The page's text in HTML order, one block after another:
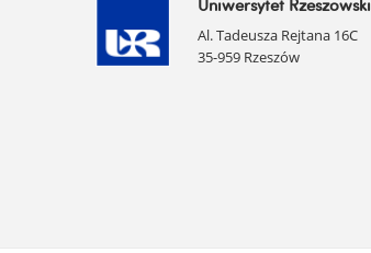
Uniwersytet Rzeszowski
Al. Tadeusza Rejtana 16C
35-959 Rzeszów